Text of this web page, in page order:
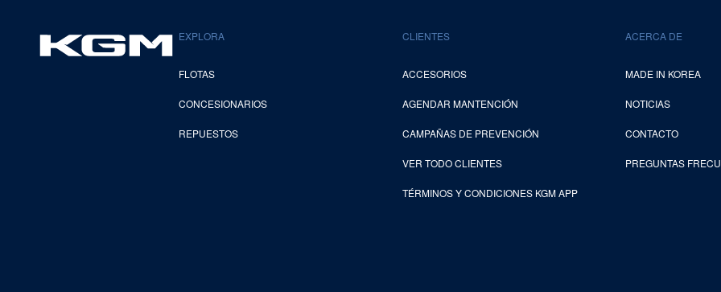
EXPLORA
FLOTAS
CONCESIONARIOS
REPUESTOS
CLIENTES
ACCESORIOS
AGENDAR MANTENCIÓN
CAMPAÑAS DE PREVENCIÓN
VER TODO CLIENTES
TÉRMINOS Y CONDICIONES KGM APP
ACERCA DE
MADE IN KOREA
NOTICIAS
CONTACTO
PREGUNTAS